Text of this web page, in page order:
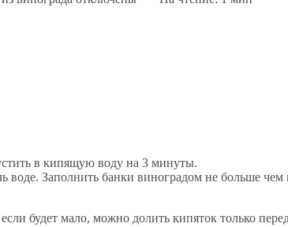
в кипящую воду на 3 минуты.
воде. Заполнить банки виноградом не больше чем
будет мало, можно долить кипяток только